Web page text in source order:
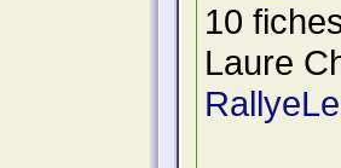
10
Laure